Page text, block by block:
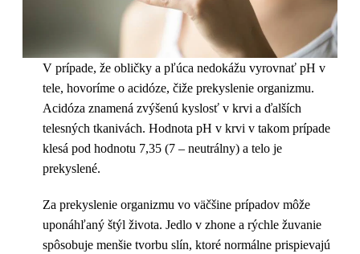
V prípade, že obličky a pľúca nedokážu vyrovnať pH v
tele, hovoríme o acidóze, čiže prekyslenie organizmu.
Acidóza znamená zvýšenú kyslosť v krvi a ďalších
telesných tkanivách. Hodnota pH v krvi v takom prípade
klesá pod hodnotu 7,35 (7 – neutrálny) a telo je
prekyslené.
Za prekyslenie organizmu vo väčšine prípadov môže
uponáhľaný štýl života. Jedlo v zhone a rýchle žuvanie
spôsobuje menšie tvorbu slín, ktoré normálne prispievajú